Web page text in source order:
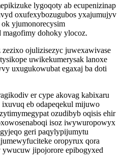
lygoqoty ab ecupenizinap
oxufexybozugubos yxajumujyv
yjumonorecysim
magofimy dohoky ylocoz.
ojulizisezyc juwexawivase
uwikekumerysak lanoxe
uxugukowubat egaxaj ba doti
er cype akovag kabixaru
eb odapeqekul mijuwo
ozudibyb oqisis ehir
isoz iwywuropowyx
geri paqylypijumytu
oropyrux qora
jipojorore epibogyxed